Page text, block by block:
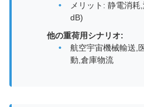
メリット: 静電消
dB)
他の重荷用シナリオ:
航空宇宙機械輸送,
動,倉庫物流